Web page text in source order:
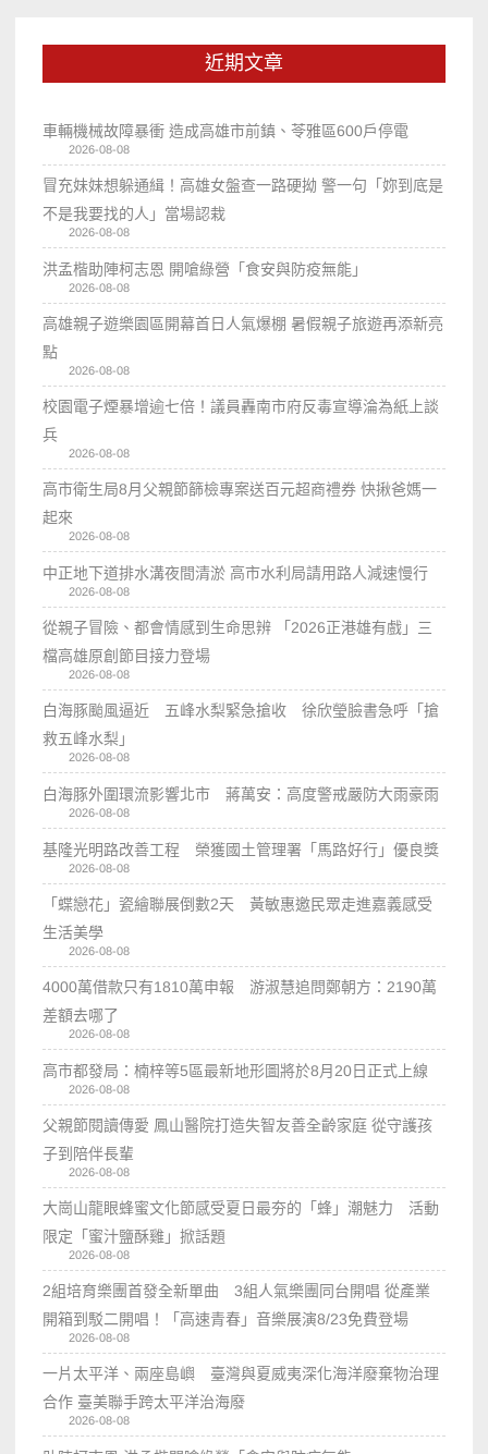
近期文章
車輛機械故障暴衝 造成高雄市前鎮、苓雅區600戶停電
2026-08-08
冒充妹妹想躲通緝！高雄女盤查一路硬拗 警一句「妳到底是
不是我要找的人」當場認栽
2026-08-08
洪孟楷助陣柯志恩 開嗆綠營「食安與防疫無能」
2026-08-08
高雄親子遊樂園區開幕首日人氣爆棚 暑假親子旅遊再添新亮
點
2026-08-08
校園電子煙暴增逾七倍！議員轟南市府反毒宣導淪為紙上談
兵
2026-08-08
高市衛生局8月父親節篩檢專案送百元超商禮券 快揪爸媽一
起來
2026-08-08
中正地下道排水溝夜間清淤 高市水利局請用路人減速慢行
2026-08-08
從親子冒險、都會情感到生命思辨 「2026正港雄有戲」三
檔高雄原創節目接力登場
2026-08-08
白海豚颱風逼近 五峰水梨緊急搶收 徐欣瑩臉書急呼「搶
救五峰水梨」
2026-08-08
白海豚外圍環流影響北市 蔣萬安：高度警戒嚴防大雨豪雨
2026-08-08
基隆光明路改善工程 榮獲國土管理署「馬路好行」優良獎
2026-08-08
「蝶戀花」瓷繪聯展倒數2天 黃敏惠邀民眾走進嘉義感受
生活美學
2026-08-08
4000萬借款只有1810萬申報 游淑慧追問鄭朝方：2190萬
差額去哪了
2026-08-08
高市都發局：楠梓等5區最新地形圖將於8月20日正式上線
2026-08-08
父親節閱讀傳愛 鳳山醫院打造失智友善全齡家庭 從守護孩
子到陪伴長輩
2026-08-08
大崗山龍眼蜂蜜文化節感受夏日最夯的「蜂」潮魅力 活動
限定「蜜汁鹽酥雞」掀話題
2026-08-08
2組培育樂團首發全新單曲 3組人氣樂團同台開唱 從產業
開箱到駁二開唱！「高速青春」音樂展演8/23免費登場
2026-08-08
一片太平洋、兩座島嶼 臺灣與夏威夷深化海洋廢棄物治理
合作 臺美聯手跨太平洋治海廢
2026-08-08